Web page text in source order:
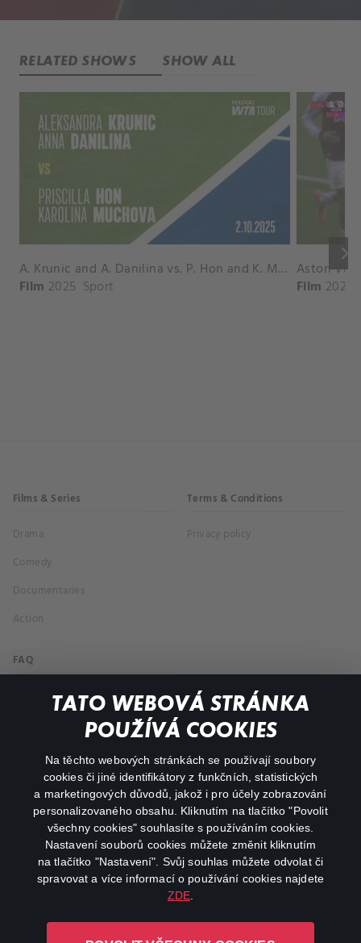
TATO WEBOVÁ STRÁNKA
POUŽÍVÁ COOKIES
Na těchto webových stránkách se používají soubory
cookies či jiné identifikátory z funkčních, statistických
a marketingových důvodů, jakož i pro účely zobrazování
personalizovaného obsahu. Kliknutím na tlačítko "Povolit
všechny cookies" souhlasíte s používáním cookies.
Nastavení souborů cookies můžete změnit kliknutím
na tlačítko "Nastavení". Svůj souhlas můžete odvolat či
spravovat a více informací o používání cookies najdete
ZDE
RELATED SHOWS SHOW ALL
keyboard_arrow_right
A. Krunic and A. Danilina vs. P. Hon and K. Muchova Match Highlights - BEIJING_Capital Group Diamond ( October 02, 2025)
Film 2025 Sport Film 2026
Films & Series
Drama
Comedy
Documentaries
Action
Terms & Conditions
Privacy policy
FAQ
My profile
facebookinstagram
youtube